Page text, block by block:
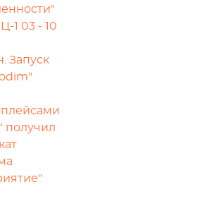
1 03 - 10
Запуск
получил